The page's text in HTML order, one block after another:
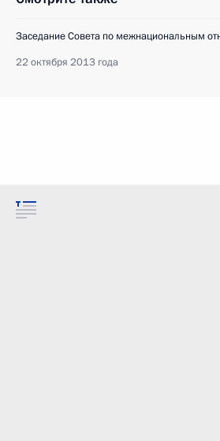
Заседание Совета по межнациональным
22 октября 2013 года